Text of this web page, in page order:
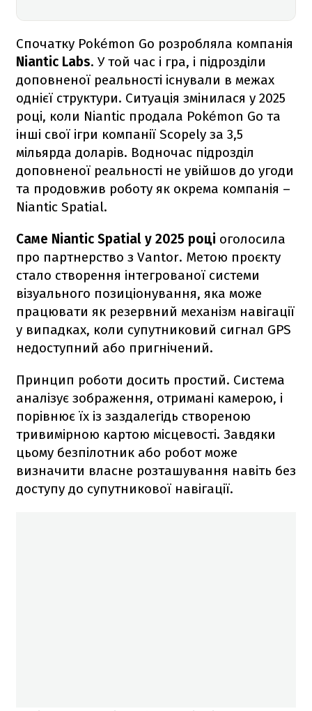
Спочатку Pokémon Go розробляла компанія
Niantic Labs. У той час і гра, і підрозділи
доповненої реальності існували в межах
однієї структури. Ситуація змінилася у 2025
році, коли Niantic продала Pokémon Go та
інші свої ігри компанії Scopely за 3,5
мільярда доларів. Водночас підрозділ
доповненої реальності не увійшов до угоди
та продовжив роботу як окрема компанія –
Niantic Spatial.
Саме Niantic Spatial у 2025 році оголосила
про партнерство з Vantor. Метою проєкту
стало створення інтегрованої системи
візуального позиціонування, яка може
працювати як резервний механізм навігації
у випадках, коли супутниковий сигнал GPS
недоступний або пригнічений.
Принцип роботи досить простий. Система
аналізує зображення, отримані камерою, і
порівнює їх із заздалегідь створеною
тривимірною картою місцевості. Завдяки
цьому безпілотник або робот може
визначити власне розташування навіть без
доступу до супутникової навігації.